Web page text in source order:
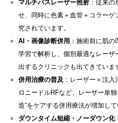
マルチパスレーザー照射：従来の
せ、同時に色素＋血管＋コラー
究されています。
AI・画像診断併用 ：施術前に肌
学習で解析し、個別最適なレー
出するクリニックも出てきていま
併用治療の普及 ：レーザー＋注
ロニードルRFなど、レーザー単
造”をケアする併用療法が増加して
ダウンタイム短縮・ノーダウン化